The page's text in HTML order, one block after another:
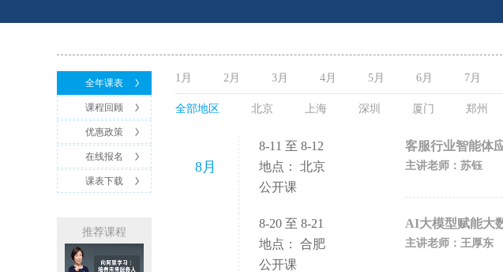
全年课表
课程回顾
优惠政策
在线报名
课表下载
推荐课程
1月 2月 3月 4月 5月 6月 7月
全部地区 北京 上海 深圳 厦门 郑州
8月
8-11 至 8-12
地点： 北京
公开课
客服行业智能体
主讲老师：苏钰
8-20 至 8-21
地点： 合肥
公开课
AI大模型赋能大
主讲老师：王厚东